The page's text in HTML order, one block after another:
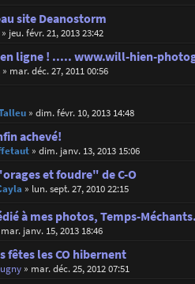
site Deanostorm
jeu. févr. 21, 2013 23:42
ligne ! ..... www.will-hien-
» mar. déc. 27, 2011 00:56
» dim. févr. 10, 2013 14:48
achevé!
» dim. janv. 13, 2013 15:06
et foudre" de C-O
» lun. sept. 27, 2010 22:15
à mes photos, Temps-
mar. janv. 15, 2013 18:46
fêtes les CO hibernent
» mar. déc. 25, 2012 07:51